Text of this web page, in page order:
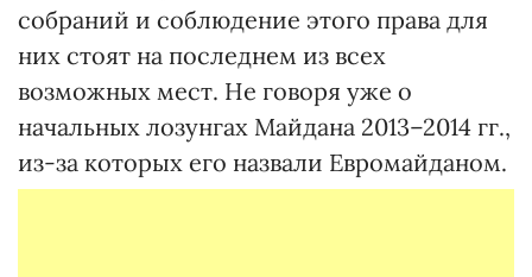
собраний и соблюдение этого права для
них стоят на последнем из всех
возможных мест. Не говоря уже о
начальных лозунгах Майдана 2013–2014 гг.,
из-за которых его назвали Евромайданом.